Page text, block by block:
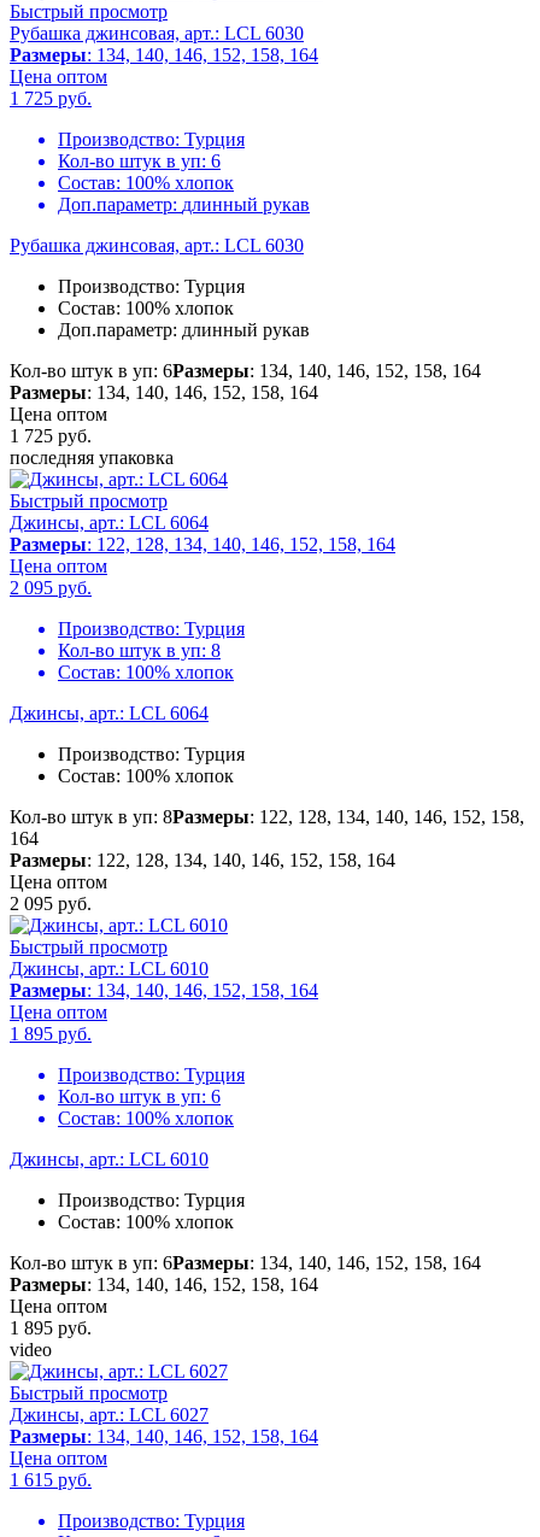
Быстрый просмотр
Рубашка джинсовая, арт.: LCL 6030
Размеры: 134, 140, 146, 152, 158, 164
Цена оптом
1 725 руб.
Производство: Турция
Кол-во штук в уп: 6
Состав: 100% хлопок
Доп.параметр: длинный рукав
Рубашка джинсовая, арт.: LCL 6030
Производство: Турция
Состав: 100% хлопок
Доп.параметр: длинный рукав
Кол-во штук в уп: 6Размеры: 134, 140, 146, 152, 158, 164
Размеры: 134, 140, 146, 152, 158, 164
Цена оптом
1 725 руб.
последняя упаковка
Быстрый просмотр
Джинсы, арт.: LCL 6064
Размеры: 122, 128, 134, 140, 146, 152, 158, 164
Цена оптом
2 095 руб.
Производство: Турция
Кол-во штук в уп: 8
Состав: 100% хлопок
Джинсы, арт.: LCL 6064
Производство: Турция
Состав: 100% хлопок
Кол-во штук в уп: 8Размеры: 122, 128, 134, 140, 146, 152, 158,
164
Размеры: 122, 128, 134, 140, 146, 152, 158, 164
Цена оптом
2 095 руб.
Быстрый просмотр
Джинсы, арт.: LCL 6010
Размеры: 134, 140, 146, 152, 158, 164
Цена оптом
1 895 руб.
Производство: Турция
Кол-во штук в уп: 6
Состав: 100% хлопок
Джинсы, арт.: LCL 6010
Производство: Турция
Состав: 100% хлопок
Кол-во штук в уп: 6Размеры: 134, 140, 146, 152, 158, 164
Размеры: 134, 140, 146, 152, 158, 164
Цена оптом
1 895 руб.
video
Быстрый просмотр
Джинсы, арт.: LCL 6027
Размеры: 134, 140, 146, 152, 158, 164
Цена оптом
1 615 руб.
Производство: Турция